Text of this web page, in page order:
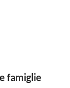
famiglie